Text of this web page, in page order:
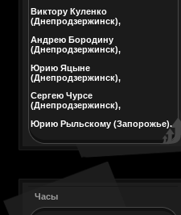
Виктору Куленко
(Днепродзержинск),
Андрею Бородину
(Днепродзержинск),
Юрию Яцыне
(Днепродзержинск),
Сергею Чурсе
(Днепродзержинск),
Юрию Рыльскому (Запорожье).
Часы